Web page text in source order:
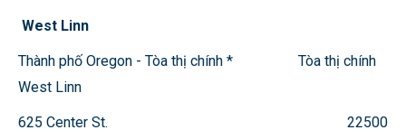
West Linn
Thành phố Oregon - Tòa thị chính * Tòa thị chính
West Linn
625 Center St. 22500